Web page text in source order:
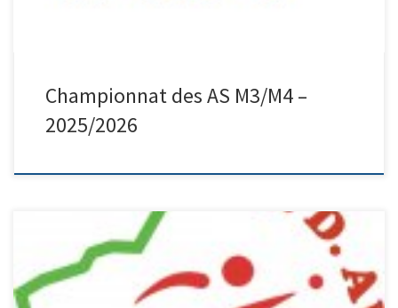
Championnat des AS M3/M4 –
2025/2026
Championnat de France Simple tirage M4 :
https://docs.google.com/spreadsheets/d/1o0i1fnEkvGUkZ1p51bV
NZiXUiUrw_zrPuMN7ibAw80M/edit?